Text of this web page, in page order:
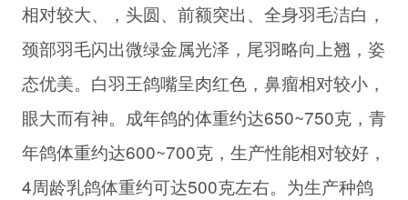
相对较大、，头圆、前额突出、全身羽毛洁白，
颈部羽毛闪出微绿金属光泽，尾羽略向上翘，姿
态优美。白羽王鸽嘴呈肉红色，鼻瘤相对较小，
眼大而有神。成年鸽的体重约达650~750克，青
年鸽体重约达600~700克，生产性能相对较好，
4周龄乳鸽体重约可达500克左右。为生产种鸽